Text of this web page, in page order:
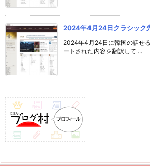
2024年4月24日クラシック
2024年4月24日に韓国の話せ
ートされた内容を翻訳して ...